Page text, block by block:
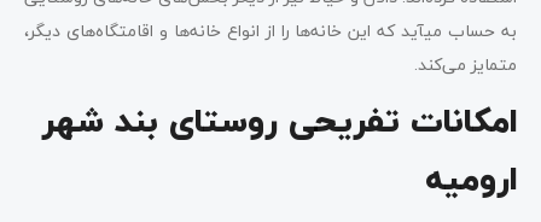
به حساب می‎آید که این خانه‌ها را از انواع خانه‌ها و اقامتگاه‌های دیگر،
متمایز می‌کند.
امکانات تفریحی روستای بند شهر
ارومیه